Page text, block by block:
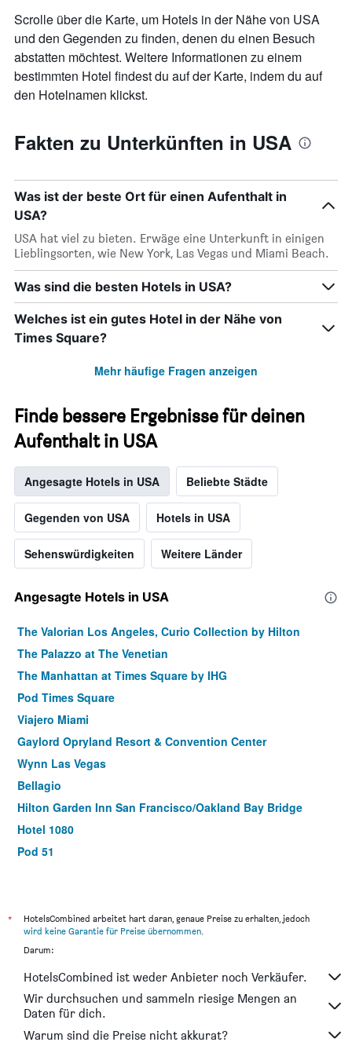
Scrolle über die Karte, um Hotels in der Nähe von USA
und den Gegenden zu finden, denen du einen Besuch
abstatten möchtest. Weitere Informationen zu einem
bestimmten Hotel findest du auf der Karte, indem du auf
den Hotelnamen klickst.
Fakten zu Unterkünften in USA
Was ist der beste Ort für einen Aufenthalt in
USA?
USA hat viel zu bieten. Erwäge eine Unterkunft in einigen
Lieblingsorten, wie New York, Las Vegas und Miami Beach.
Was sind die besten Hotels in USA?
Welches ist ein gutes Hotel in der Nähe von
Times Square?
Mehr häufige Fragen anzeigen
Finde bessere Ergebnisse für deinen
Aufenthalt in USA
Angesagte Hotels in USA Beliebte Städte
Gegenden von USA Hotels in USA
Sehenswürdigkeiten Weitere Länder
Angesagte Hotels in USA
The Valorian Los Angeles, Curio Collection by Hilton
The Palazzo at The Venetian
The Manhattan at Times Square by IHG
Pod Times Square
Viajero Miami
Gaylord Opryland Resort & Convention Center
Wynn Las Vegas
Bellagio
Hilton Garden Inn San Francisco/Oakland Bay Bridge
Hotel 1080
Pod 51
Residence Inn by Marriott New York Manhattan/Times
Square
DoubleTree by Hilton Newark Penn Station
THE NEW YORKER HOTEL BY LOTTE HOTELS
Comfort Inn By the Bay
West Side Ymca
Embassy Suites by Hilton New York Manhattan Times
*
HotelsCombined arbeitet hart daran, genaue Preise zu erhalten, jedoch
wird keine Garantie für Preise übernommen.
Darum:
HotelsCombined ist weder Anbieter noch Verkäufer.
Wir durchsuchen und sammeln riesige Mengen an
Daten für dich.
Warum sind die Preise nicht akkurat?